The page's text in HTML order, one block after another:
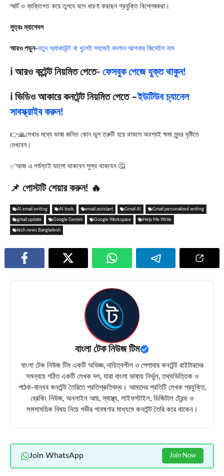
স্মার্ট ও ব্যক্তিগত করে তুলবে বলে ধারণা করছেন প্রযুক্তি বিশ্লেষকরা।
সুত্রঃ ম্যাশেবল
আরও পড়ুন-নতুন অ্যাকাউন্ট না খুলেই সহজেই বদলান আপনার জিমেইল নাম
ℹ️ আরও কন্টেন্ট নিয়মিত পেতে- ফেসবুক পেজে যুক্ত থাকুন!
ℹ️ ভিডিও আকারে কনটেন্ট নিয়মিত পেতে –ইউটিউব চ্যানেল
সাবস্ক্রাইব করুন!
👉🙏লেখার মধ্যে ভাষা জনিত কোন ভুল ত্রুটি হয়ে থাকলে অবশ্যই ক্ষমা সুন্দর দৃষ্টিতে
দেখবেন।
✅আজ এ পর্যন্তই ভালো থাকবেন সুস্থ থাকবেন 🤔
📌 পোস্টটি শেয়ার করুন! 🔥
AI email writing AI tools email assistant Gmail AI Gmail personalized writing
gmail update Google Gemini Google Workspace Help Me Write
tech news Bangladesh
বাংলা টেক নিউজ টিম
বাংলা টেক নিউজ টিম একটি অভিজ্ঞ, দায়িত্বশীল ও পেশাদার কনটেন্ট রাইটারদের
সমন্বয়ে গঠিত একটি লেখক দল, যারা বাংলা ভাষায় নির্ভুল, তথ্যভিত্তিক ও
পাঠক-বান্ধব কনটেন্ট তৈরিতে প্রতিশ্রুতিবদ্ধ। আমাদের প্রতিটি লেখক প্রযুক্তি,
ব্রেকিং নিউজ, অনলাইন আয়, স্বাস্থ্য, লাইফস্টাইল, ডিজিটাল ট্রেন্ড ও
সমসাময়িক বিষয় নিয়ে গভীর গবেষণার মাধ্যমে কনটেন্ট তৈরি করে থাকেন।
Join WhatsApp Join Now